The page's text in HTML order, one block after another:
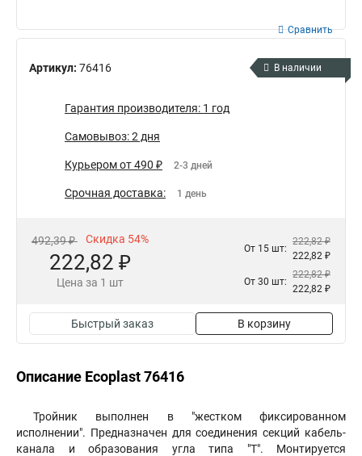
Артикул: 76416
Сравнить
В наличии
Гарантия производителя: 1 год
Самовывоз: 2 дня
Курьером от 490 ₽ 2-3 дней
Срочная доставка: 1 день
492,39 ₽ Скидка 54%
222,82 ₽
Цена за 1 шт
От 15 шт:
222,82 ₽
222,82 ₽
От 30 шт:
222,82 ₽
222,82 ₽
Быстрый заказ В корзину
Описание Ecoplast 76416
Тройник выполнен в "жестком фиксированном
исполнении". Предназначен для соединения секций кабель-
канала и образования угла типа "Т". Монтируется